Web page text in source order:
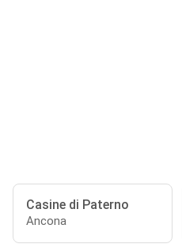
Casine di Paterno
Ancona